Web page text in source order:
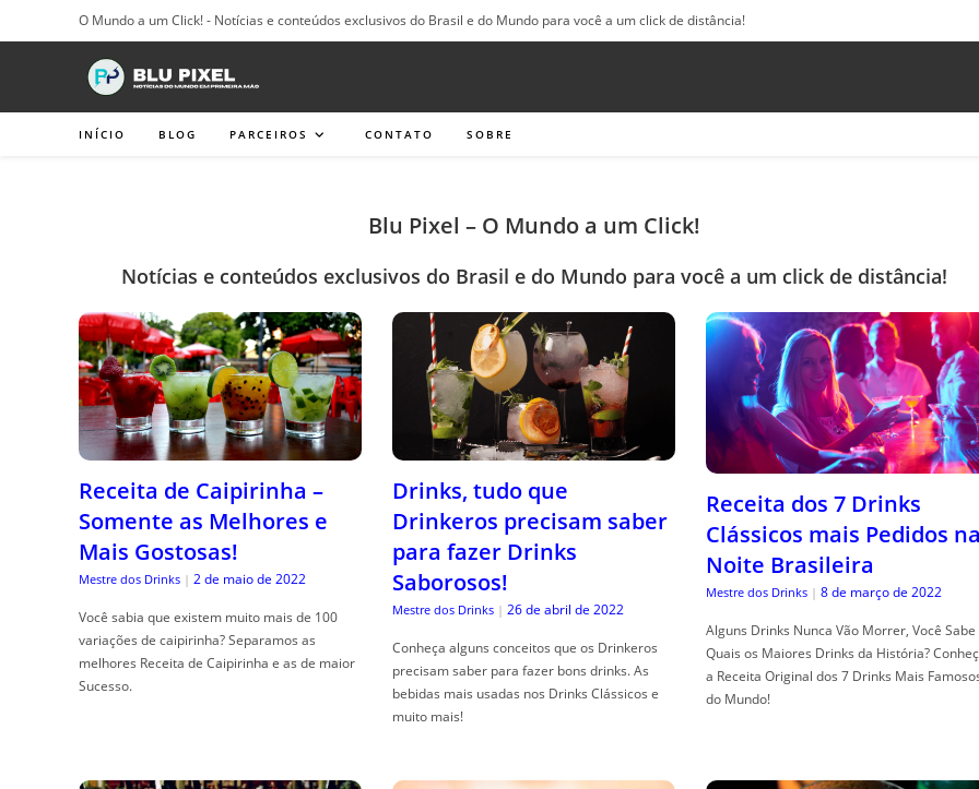
para
O Mundo a um Click! - Notícias e conteúdos exclusivos do Brasil e do Mundo para você a um click de distância!
INÍCIO BLOG PARCEIROS CONTATO SOBRE
Blu Pixel – O Mundo a um Click!
Notícias e conteúdos exclusivos do Brasil e do Mundo para você a um click de distância!
Receita de Caipirinha –
Somente as Melhores e
Mais Gostosas!
Mestre dos Drinks | 2 de maio de 2022
Você sabia que existem muito mais de 100
variações de caipirinha? Separamos as
melhores Receita de Caipirinha e as de maior
Sucesso.
Drinks, tudo que
Drinkeros precisam saber
para fazer Drinks
Saborosos!
Mestre dos Drinks | 26 de abril de 2022
Conheça alguns conceitos que os Drinkeros
precisam saber para fazer bons drinks. As
bebidas mais usadas nos Drinks Clássicos e
muito mais!
Receita dos 7 Drinks
Clássicos mais Pedidos
Noite Brasileira
Mestre dos Drinks | 8 de março de 2022
Alguns Drinks Nunca Vão Morrer, Você Sabe
Quais os Maiores Drinks da História?
a Receita Original dos 7 Drinks Mais
do Mundo!